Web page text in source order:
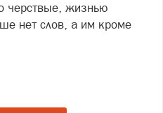
черствые, жизнью
нет слов, а им кроме